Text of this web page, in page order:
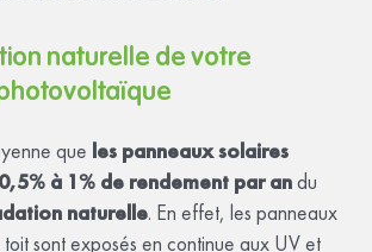
naturelle de votre
que les panneaux solaires
à 1% de rendement par andu
naturelle. En effet, les panneaux
toit sont exposés en continue aux UV et